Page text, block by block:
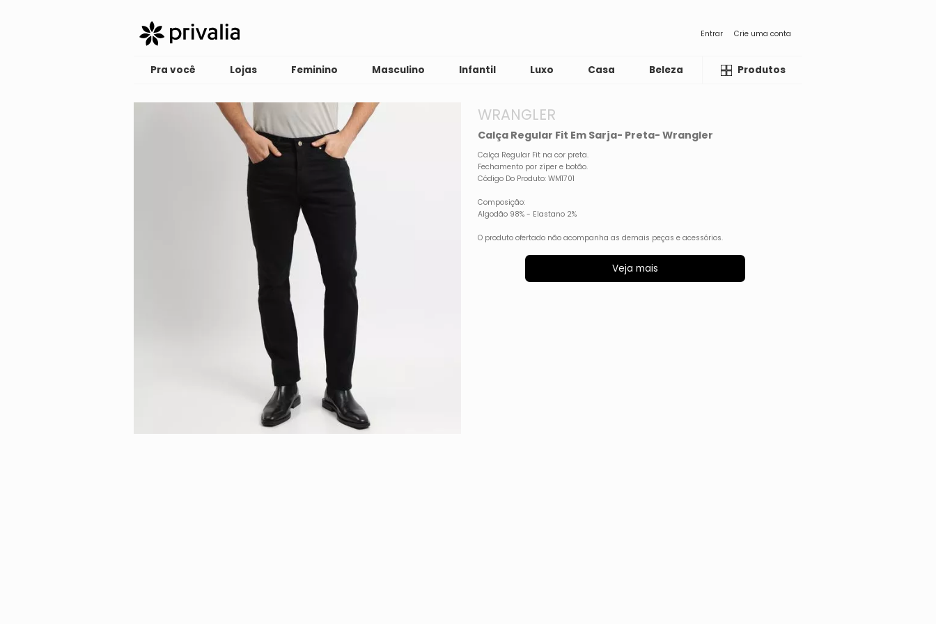
Entrar Crie uma conta
Pra você Lojas Feminino Masculino Infantil Luxo Casa Beleza LiquidaProdutos
WRANGLER
Calça Regular Fit Em Sarja- Preta- Wrangler
Calça Regular Fit na cor preta.
Fechamento por zíper e botão.
Código Do Produto: WM1701
Composição:
Algodão 98% - Elastano 2%
O produto ofertado não acompanha as demais peças e acessórios.
Veja mais